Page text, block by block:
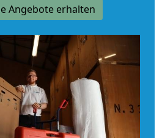
Angebote erhalten